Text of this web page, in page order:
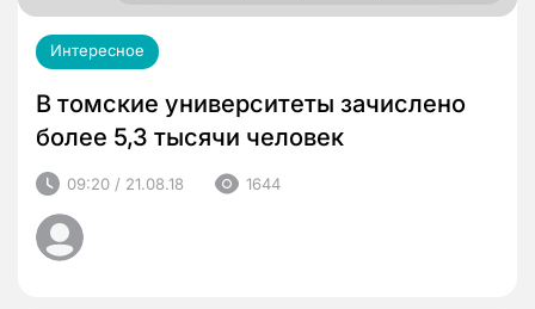
Интересное
В томские университеты зачислено
более 5,3 тысячи человек
09:20 / 21.08.18 1644